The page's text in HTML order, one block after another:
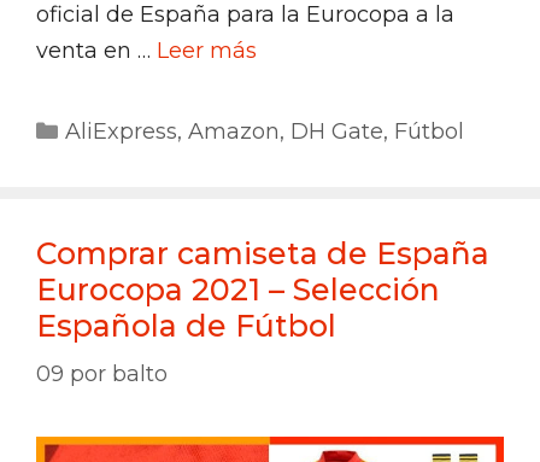
oficial de España para la Eurocopa a la
venta en … Leer más
Categorías
AliExpress, Amazon, DH Gate, Fútbol
Comprar camiseta de España
Eurocopa 2021 – Selección
Española de Fútbol
09 por balto